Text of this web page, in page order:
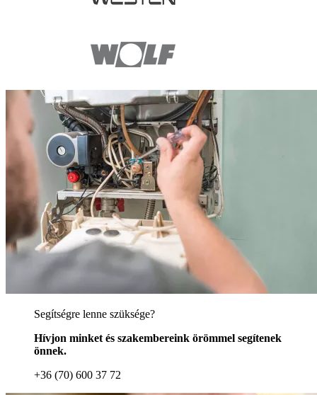
Segítségre lenne szüksége?
Hívjon minket és szakembereink örömmel segítenek
önnek.
+36 (70) 600 37 72